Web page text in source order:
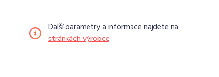
Další parametry a informace najdete na
stránkách výrobce